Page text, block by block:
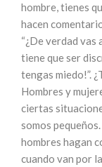
hombre, tienes
hacen
“¿De verdad vas
tiene que ser
tengas miedo!”.
Hombres y
ciertas
somos
hombres hagan
cuando van por